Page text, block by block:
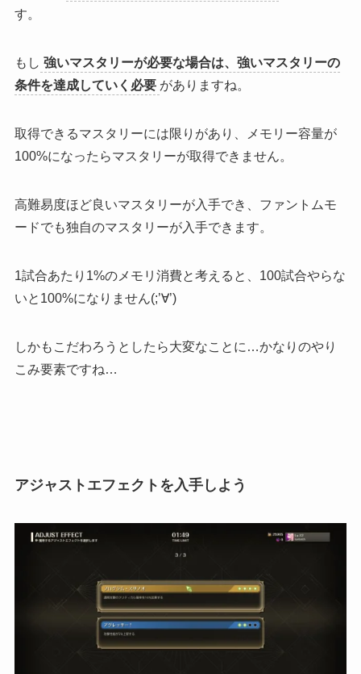
す。
もし 強いマスタリーが必要な場合は、強いマスタリーの
条件を達成していく必要 がありますね。
取得できるマスタリーには限りがあり、
メモリー容量が
100%になったらマスタリーが取得できません。
高難易度ほど良いマスタリーが入手でき、ファントムモ
ードでも独自のマスタリーが入手できます。
1試合あたり1%のメモリ消費と考えると、100試合やらな
いと100%になりません(;’∀’)
しかも こだわろうとしたら大変なことに…かなりのやり
こみ要素ですね…
アジャストエフェクトを入手しよう